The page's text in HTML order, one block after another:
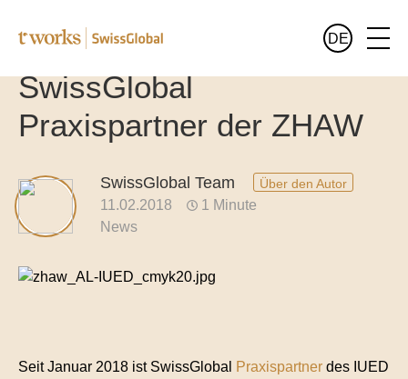
Juristische Übersetzungen
Übersetzungen für den öffentlichen Sektor
Alle Branchen im Überblick
Sprachen
Wer wir sind
DE
SwissGlobal
Praxispartner der ZHAW
SwissGlobal Team Über den Autor
11.02.2018
1 Minute
News
Seit Januar 2018 ist SwissGlobal Praxispartner des IUED